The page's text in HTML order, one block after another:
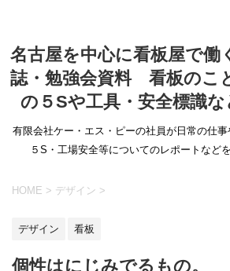
名古屋を中心に看板屋で働
誌・勉強会資料 看板のこ
の５Sや工具・安全標識
有限会社ケー・エス・ピーの社員が日常の仕事
５S・工場安全等についてのレポートなど
HOME > デザイン >
デザイン 看板
個性はにじみでるもの。